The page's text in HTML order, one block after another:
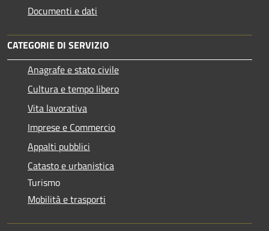
Documenti e dati
CATEGORIE DI SERVIZIO
Anagrafe e stato civile
Cultura e tempo libero
Vita lavorativa
Imprese e Commercio
Appalti pubblici
Catasto e urbanistica
Turismo
Mobilità e trasporti